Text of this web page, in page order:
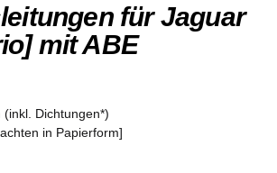
für Jaguar
mit ABE
Dichtungen*)
in Papierform]